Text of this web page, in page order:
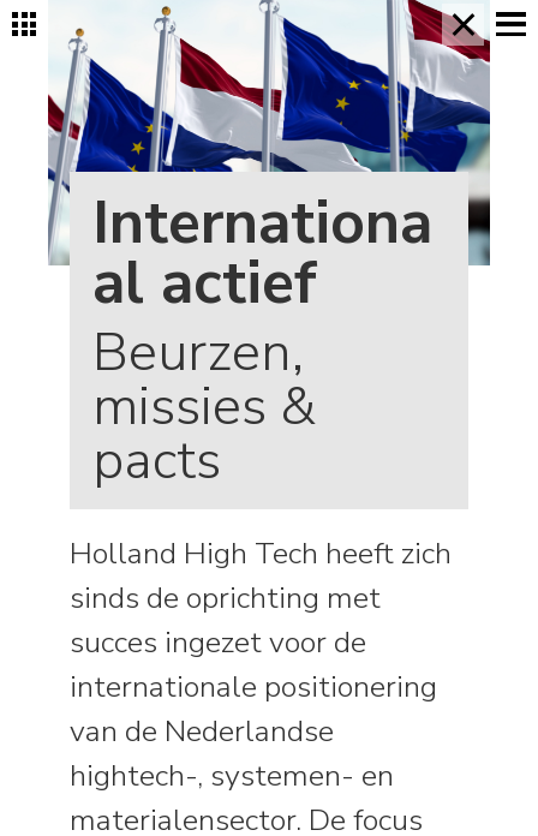
Internationa
al actief
Beurzen,
missies &
pacts
Holland High Tech heeft zich
sinds de oprichting met
succes ingezet voor de
internationale positionering
van de Nederlandse
hightech-, systemen- en
materialensector. De focus
×